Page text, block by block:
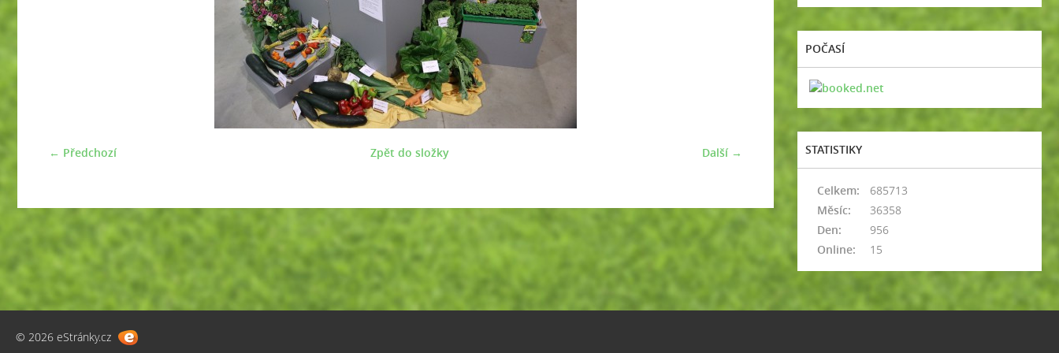
← Předchozí Další →
Zpět do složky
POČASÍ
STATISTIKY
Online: 15
Celkem:
685713
Měsíc:
36358
Den:
956
© 2026 eStránky.cz